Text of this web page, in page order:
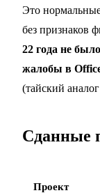
Это
без признаков
22 года не
жалобы в
(тайский
Сданные
Проект